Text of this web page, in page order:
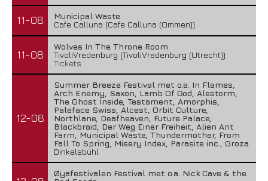
11-08
Municipal Waste
Cafe Calluna (Cafe Calluna (Ommen))
11-08
Wolves In The Throne Room
TivoliVredenburg (TivoliVredenburg (Utrecht))
Tickets
12-08
Summer Breeze Festival met o.a. In Flames,
Arch Enemy, Saxon, Lamb Of God, Alestorm,
The Ghost Inside, Testament, Amorphis,
Paleface Swiss, Alcest, Orbit Culture,
Northlane, Deafheaven, Future Palace,
Blackbraid, Der Weg Einer Freiheit, Alien Ant
Farm, Municipal Waste, Thundermother, From
Fall To Spring, Misery Index, Parasite inc., Groza
Dinkelsbühl
Øyafestivalen Festival met o.a. Nick Cave & the